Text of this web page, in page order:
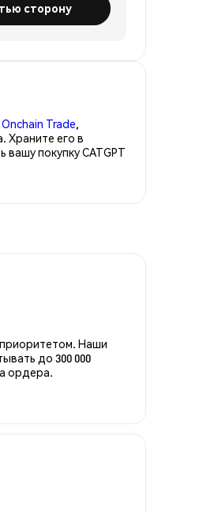
сторону
Trade,
Храните его в
покупку CATGPT
Наши
до 300 000
ордера.